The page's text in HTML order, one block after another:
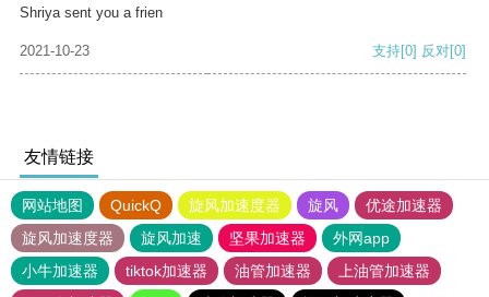
Shriya sent you a frien
2021-10-23 支持[0] 反对[0]
友情链接
网站地图 QuickQ 旋风加速度器 旋风
优途加速器
旋风加速度器
旋风加速 坚果加速器
外网app
小牛加速器
tiktok加速器 油管加速器
上油管加速器